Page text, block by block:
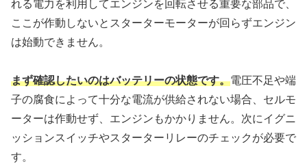
れる電力を利用してエンジンを回転させる重要な部品で、
ここが作動しないとスターターモーターが回らずエンジン
は始動できません。
まず確認したいのはバッテリーの状態です。電圧不足や端
子の腐食によって十分な電流が供給されない場合、セルモ
ーターは作動せず、エンジンもかかりません。次にイグニ
ッションスイッチやスターターリレーのチェックが必要で
す。